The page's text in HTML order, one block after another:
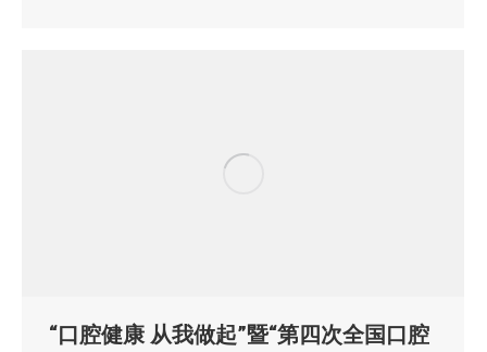
“口腔健康 从我做起”暨“第四次全国口腔